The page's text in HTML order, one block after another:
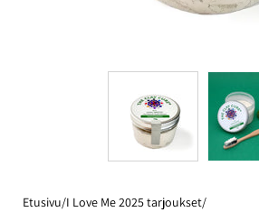
Etusivu/I Love Me 2025 tarjoukset/